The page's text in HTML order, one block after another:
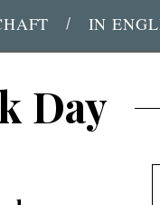
IN
Day